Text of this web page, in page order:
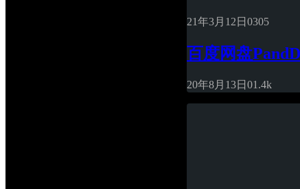
21年3月12日 0305
百度网盘
20年8月13日 01.4k